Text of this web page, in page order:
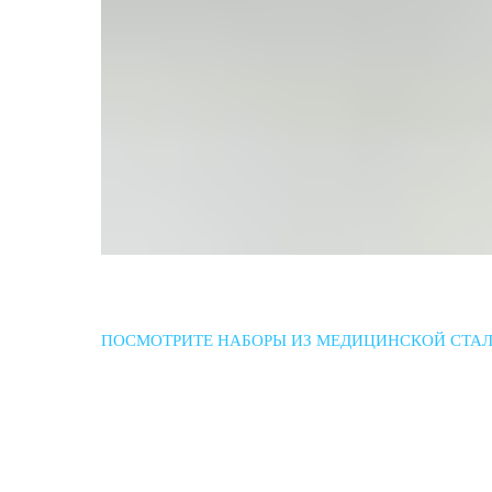
ПОСМОТРИТЕ НАБОРЫ ИЗ МЕДИЦИНСКОЙ